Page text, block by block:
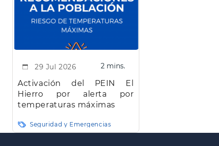
29 Jul 2026 2 mins.
Activación del PEIN El
Hierro por alerta por
temperaturas máximas
Seguridad y Emergencias
Paginación